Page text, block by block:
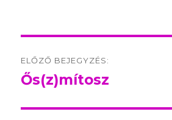
navigation
ELŐZŐ BEJEGYZÉS:
Előző
Ős(z)mítosz